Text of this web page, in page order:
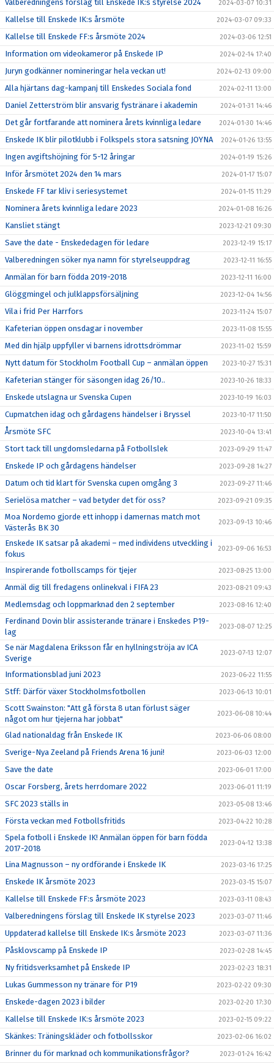
Valberedningens förslag till Enskede IK:s styrelse 2024 2024-03-07 10:31
Kallelse till Enskede IK:s årsmöte 2024-03-07 09:33
Kallelse till Enskede FF:s årsmöte 2024 2024-03-06 12:51
Information om videokameror på Enskede IP 2024-02-14 17:40
Juryn godkänner nomineringar hela veckan ut! 2024-02-13 09:00
Alla hjärtans dag-kampanj till Enskedes Sociala fond 2024-02-11 13:00
Daniel Zetterström blir ansvarig fystränare i akademin 2024-01-31 14:46
Det går fortfarande att nominera årets kvinnliga ledare 2024-01-30 14:46
Enskede IK blir pilotklubb i Folkspels stora satsning JOYNA 2024-01-26 13:55
Ingen avgiftshöjning för 5-12 åringar 2024-01-19 15:26
Inför årsmötet 2024 den 14 mars 2024-01-17 15:07
Enskede FF tar kliv i seriesystemet 2024-01-15 11:29
Nominera årets kvinnliga ledare 2023 2024-01-08 16:26
Kansliet stängt 2023-12-21 09:30
Save the date - Enskededagen för ledare 2023-12-19 15:17
Valberedningen söker nya namn för styrelseuppdrag 2023-12-11 16:55
Anmälan för barn födda 2019-2018 2023-12-11 16:00
Glöggmingel och julklappsförsäljning 2023-12-04 14:56
Vila i frid Per Harrfors 2023-11-24 15:07
Kafeterian öppen onsdagar i november 2023-11-08 15:55
Med din hjälp uppfyller vi barnens idrottsdrömmar 2023-11-02 15:59
Nytt datum för Stockholm Football Cup – anmälan öppen 2023-10-27 15:31
Kafeterian stänger för säsongen idag 26/10.. 2023-10-26 18:33
Enskede utslagna ur Svenska Cupen 2023-10-19 16:03
Cupmatchen idag och gårdagens händelser i Bryssel 2023-10-17 11:50
Årsmöte SFC 2023-10-04 13:41
Stort tack till ungdomsledarna på Fotbollslek 2023-09-29 11:47
Enskede IP och gårdagens händelser 2023-09-28 14:27
Datum och tid klart för Svenska cupen omgång 3 2023-09-27 11:46
Serielösa matcher – vad betyder det för oss? 2023-09-21 09:35
Moa Nordemo gjorde ett inhopp i damernas match mot
Västerås BK 30
2023-09-13 10:46
Enskede IK satsar på akademi – med individens utveckling i
fokus
2023-09-06 16:53
Inspirerande fotbollscamps för tjejer 2023-08-25 13:00
Anmäl dig till fredagens onlinekval i FIFA 23 2023-08-21 09:43
Medlemsdag och loppmarknad den 2 september 2023-08-16 12:40
Ferdinand Dovin blir assisterande tränare i Enskedes P19-
lag
2023-08-07 12:25
Se när Magdalena Eriksson får en hyllningströja av ICA
Sverige
2023-07-13 12:07
Informationsblad juni 2023 2023-06-22 11:55
Stff: Därför växer Stockholmsfotbollen 2023-06-13 10:01
Scott Swainston: "Att gå första 8 utan förlust säger
något om hur tjejerna har jobbat"
2023-06-08 10:44
Glad nationaldag från Enskede IK 2023-06-06 08:00
Sverige-Nya Zeeland på Friends Arena 16 juni! 2023-06-03 12:00
Save the date 2023-06-01 17:00
Oscar Forsberg, årets herrdomare 2022 2023-06-01 11:19
SFC 2023 ställs in 2023-05-08 13:46
Första veckan med Fotbollsfritids 2023-04-22 10:28
Spela fotboll i Enskede IK! Anmälan öppen för barn födda
2017-2018
2023-04-12 13:38
Lina Magnusson – ny ordförande i Enskede IK 2023-03-16 17:25
Enskede IK årsmöte 2023 2023-03-15 15:07
Kallelse till Enskede FF:s årsmöte 2023 2023-03-11 08:43
Valberedningens förslag till Enskede IK styrelse 2023 2023-03-07 11:46
Uppdaterad kallelse till Enskede IK:s årsmöte 2023 2023-03-07 11:36
Påsklovscamp på Enskede IP 2023-02-28 14:45
Ny fritidsverksamhet på Enskede IP 2023-02-23 18:31
Lukas Gummesson ny tränare för P19 2023-02-22 09:30
Enskede-dagen 2023 i bilder 2023-02-20 17:30
Kallelse till Enskede IK:s årsmöte 2023 2023-02-15 09:22
Skänkes: Träningskläder och fotbollsskor 2023-02-06 16:02
Brinner du för marknad och kommunikationsfrågor? 2023-01-24 16:42